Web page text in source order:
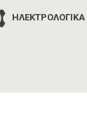
ΗΛΕΚΤΡΟΛΟΓΙΚΑ